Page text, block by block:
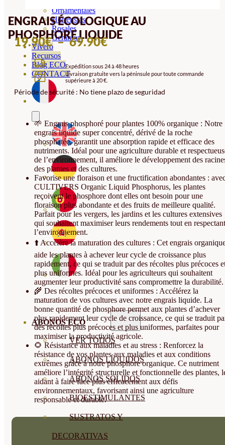
Ornamentales
Hortensias
Rosales
Geranios
Vivero
Recursos
Blog ECO
CONTACT
ABONOS ECO
VER TODOS
ABONOS LÍQUIDOS
ABONOS SOLIDOS
BIOESTIMULANTES
SUSTRATOS Y
DECORATIVAS
ENGRAIS ÉCOLOGIQUE AU
PHOSPHORE LIQUIDE
19.90€–69.90€PLAGE
PRIX :
19.90€
À
Expédition sous 24 à 48 heures
Livraison gratuite vers la péninsule pour toute commande
supérieure à 20 €.
Période de sécurité : No tiene plazo de seguridad
🌱 Engrais phosphoré pour plantes 100% organique : Notre
engrais liquide super concentré, dérivé de la roche
phosphatée, garantit une absorption rapide et efficace des
nutriments. Idéal pour une agriculture durable et
de l’environnement, il améliore le développement des
des plantes et des cultures.
Favorise une floraison et une fructification abondantes :
CULTIVERS Organic Liquid Phosphorus, les plantes
reçoivent le phosphore dont elles ont besoin pour une
floraison plus abondante et des fruits de meilleure qualité.
Parfait pour les vergers, les jardins et les cultures extensives
qui souhaitent maximiser leurs rendements tout en respectant
l’environnement.
⬆️ Accélère la maturation des cultures : Cet engrais
aide les plantes à achever leur cycle de croissance plus
rapidement, ce qui se traduit par des récoltes plus précoces
plus uniformes. Idéal pour les agriculteurs qui souhaitent
augmenter leur productivité sans compromettre la durabilité.
🌾 Des récoltes précoces et uniformes : Accélérez la
maturation de vos cultures avec notre engrais liquide. La
bonne quantité de phosphore permet aux plantes d’achever
plus rapidement leur cycle de croissance, ce qui se traduit
des récoltes plus précoces et plus uniformes, parfaites pour
maximiser la productivité agricole.
🌻 Résistance aux maladies et au stress : Renforcez la
résistance de vos plantes aux maladies et aux conditions
extrêmes grâce à notre phosphore organique. Ce nutriment
améliore l’intégrité structurelle et fonctionnelle des plantes,
aidant à faire face plus efficacement aux défis
environnementaux, favorisant ainsi une agriculture
responsable et durable.